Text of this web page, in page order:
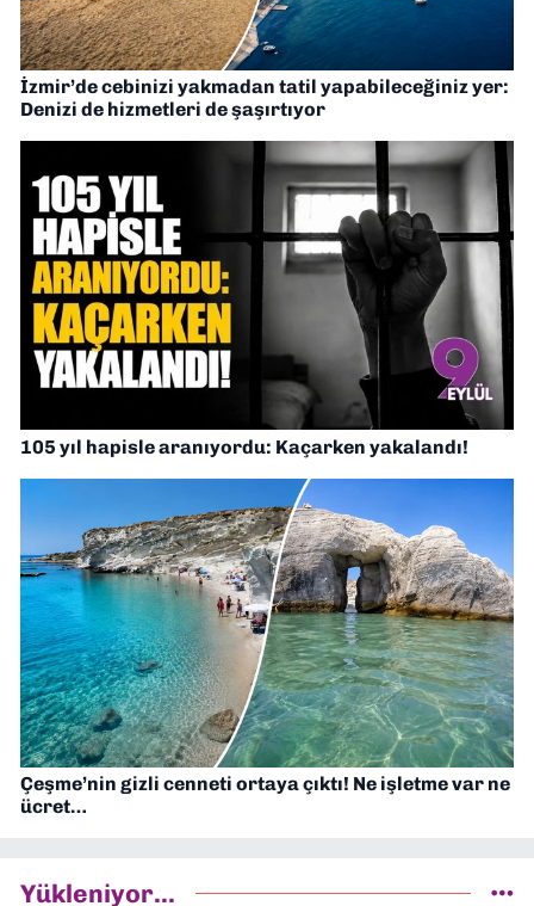
İzmir’de cebinizi yakmadan tatil yapabileceğiniz yer:
Denizi de hizmetleri de şaşırtıyor
105 yıl hapisle aranıyordu: Kaçarken yakalandı!
Çeşme’nin gizli cenneti ortaya çıktı! Ne işletme var ne
ücret…
Yükleniyor...